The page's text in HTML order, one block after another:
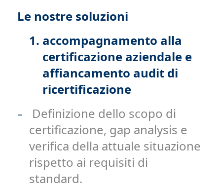
Le nostre soluzioni
1. accompagnamento alla
certificazione aziendale e
affiancamento audit di
ricertificazione
-
Definizione dello scopo di
certificazione, gap analysis e
verifica della attuale situazione
rispetto ai requisiti di
standard.